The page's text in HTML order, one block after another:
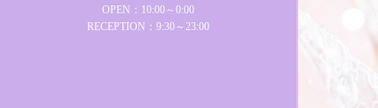
OPEN：10:00～0:00
RECEPTION：9:30～23:00